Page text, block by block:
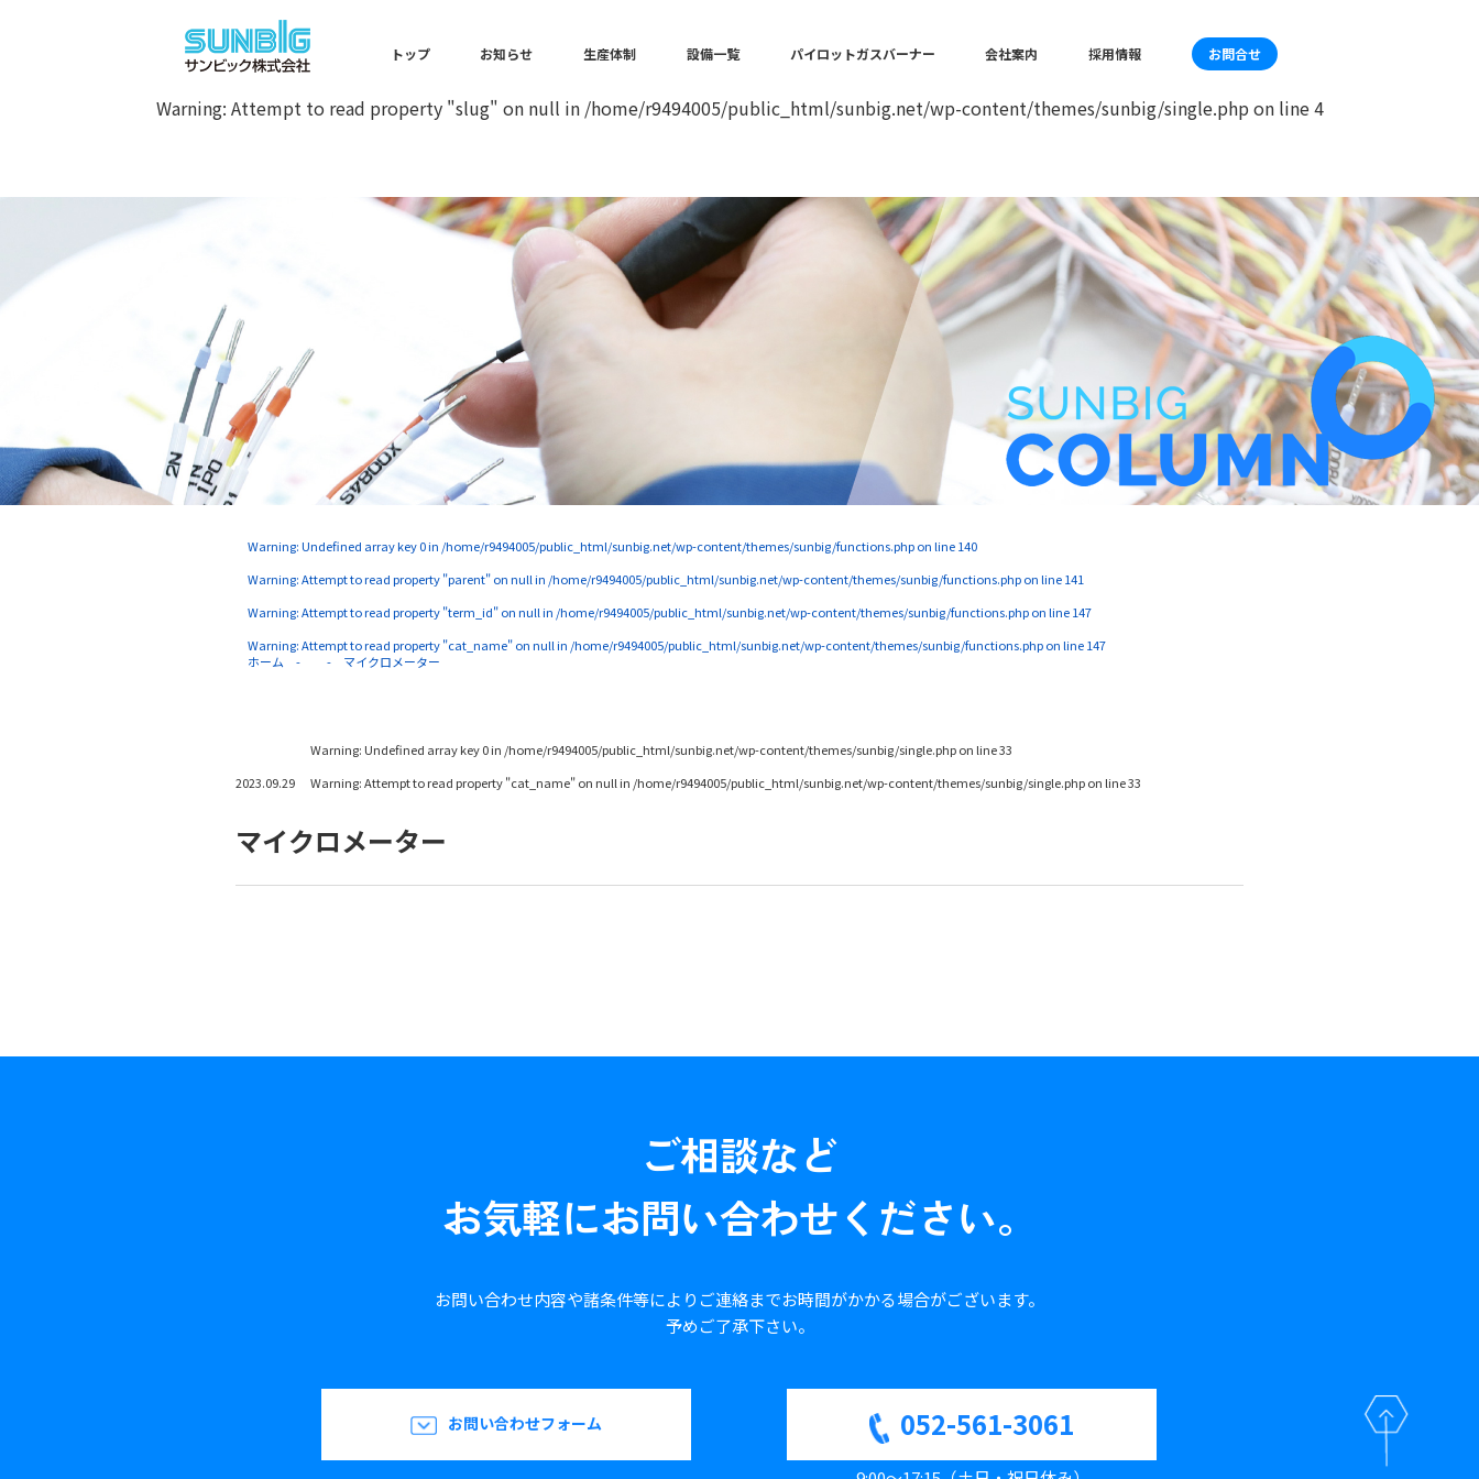
トップ お知らせ 生産体制 設備一覧 パイロットガスバーナー 会社案内 採用情報 お問合せ
Warning: Undefined array key 0 in/home/r9494005/public_html/sunbig.net/wp-content/themes/sunbig/single.php on line4
Warning: Attempt to read property "slug" on null in /home/r9494005/public_html/sunbig.net/wp-content/themes/sunbig/single.phpon line4
Warning: Undefined array key 0 in /home/r9494005/public_html/sunbig.net/wp-content/themes/sunbig/functions.phpon line140
Warning: Attempt to read property "parent" on null in /home/r9494005/public_html/sunbig.net/wp-content/themes/sunbig/functions.phpon line141
Warning: Attempt to read property "term_id" on null in /home/r9494005/public_html/sunbig.net/wp-content/themes/sunbig/functions.phpon line147
Warning: Attempt to read property "cat_name" on null in /home/r9494005/public_html/sunbig.net/wp-content/themes/sunbig/functions.phpon line147
ホーム
マイクロメーター
2023.09.29
Warning: Undefined array key 0 in /home/r9494005/public_html/sunbig.net/wp-content/themes/sunbig/single.phpon line33
Warning: Attempt to read property "cat_name" on null in /home/r9494005/public_html/sunbig.net/wp-content/themes/sunbig/single.phpon line33
マイクロメーター
ご相談など
お気軽にお問い合わせください。
お問い合わせ内容や諸条件等により ご連絡までお時間がかかる場合がございます。
予めご了承下さい。
052-561-3061
お問い合わせフォーム